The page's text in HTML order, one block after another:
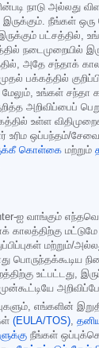
நாடு அல்லது
நீங்கள்
பட்சத்தில்,
நடைமுறையில்
அதே சந்தாக்
பக்கத்தில்
மேலும், உங்கள் சந்தா
அறிவிப்பைப்
உள்ள
உரிம ஒப்பந்தம்/
கொள்கை மற்றும்
ஐ வாங்கும்
காலத்திற்கு மட்டுமே
மற்றும்/
பொருந்தக்கூடிய
உட்பட்டது,
எங்களின்
(EULA/TOS),
நீங்கள்